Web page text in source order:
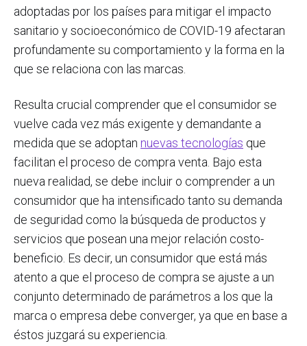
adoptadas por los países para mitigar el impacto
sanitario y socioeconómico de COVID-19 afectaran
profundamente su comportamiento y la forma en la
que se relaciona con las marcas.
Resulta crucial comprender que el consumidor se
vuelve cada vez más exigente y demandante a
medida que se adoptan nuevas tecnologías que
facilitan el proceso de compra venta. Bajo esta
nueva realidad, se debe incluir o comprender a un
consumidor que ha intensificado tanto su demanda
de seguridad como la búsqueda de productos y
servicios que posean una mejor relación costo-
beneficio. Es decir, un consumidor que está más
atento a que el proceso de compra se ajuste a un
conjunto determinado de parámetros a los que la
marca o empresa debe converger, ya que en base a
éstos juzgará su experiencia.